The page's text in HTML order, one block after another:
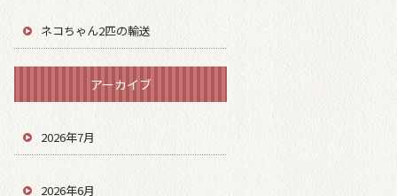
ネコちゃん2匹の輸送
アーカイブ
2026年7月
2026年6月